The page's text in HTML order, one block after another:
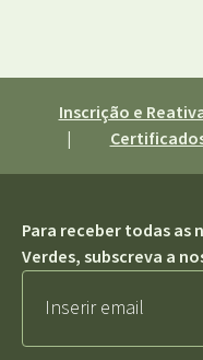
Inscrição e
|
Para receber todas as
Verdes, subscreva a